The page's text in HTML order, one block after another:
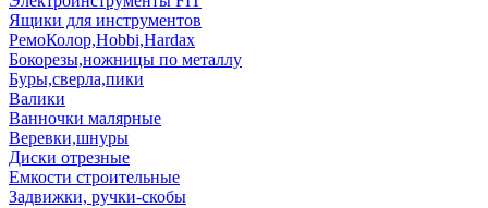
Ящики для инструментов
РемоКолор,Hobbi,Hardax
Бокорезы,ножницы по металлу
Буры,сверла,пики
Валики
Ванночки малярные
Веревки,шнуры
Диски отрезные
Емкости строительные
Задвижки, ручки-скобы